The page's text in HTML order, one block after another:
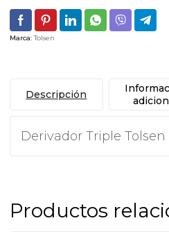
Marca:Tolsen
Descripción
Derivador Triple Tolsen
Productos